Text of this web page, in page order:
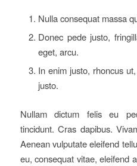
Nulla consequat massa
Donec pede justo,
eget, arcu.
In enim justo, rhoncus
justo.
Nullam dictum felis eu
tincidunt. Cras dapibus.
Aenean vulputate eleifend
eu, consequat vitae, eleifend